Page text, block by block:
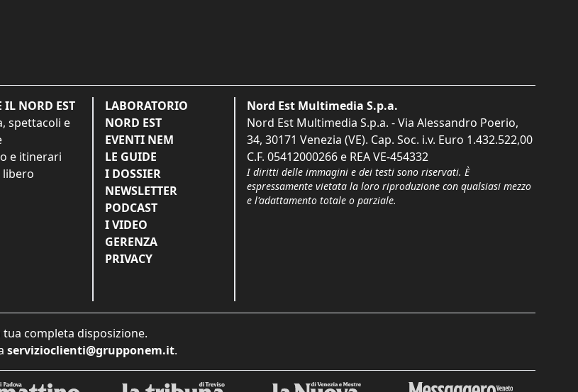
IL NORD EST
spettacoli e
e itinerari
libero
LABORATORIO
NORD EST
EVENTI NEM
LE GUIDE
I DOSSIER
NEWSLETTER
PODCAST
I VIDEO
GERENZA
PRIVACY
Nord Est Multimedia S.p.a.
Nord Est Multimedia S.p.a. - Via Alessandro Poerio,
34, 30171 Venezia (VE). Cap. Soc. i.v. Euro 1.432.522,00
C.F. 05412000266 e REA VE-454332
I diritti delle immagini e dei testi sono riservati. È
espressamente vietata la loro riproduzione con qualsiasi mezzo
e l'adattamento totale o parziale.
completa disposizione.
servizioclienti@grupponem.it.